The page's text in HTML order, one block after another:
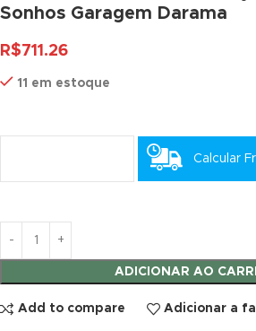
panel
panel
satın al
panel
panel
Sonhos Garagem Darama
R$711.26
11 em estoque
Calcular
ADICIONAR AO
Add to compare Adicionar a